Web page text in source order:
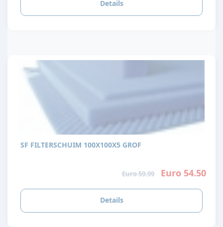
Details
SF FILTERSCHUIM 100X100X5 GROF
Euro 59.99 Euro 54.50
Details